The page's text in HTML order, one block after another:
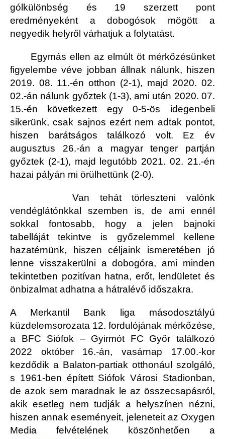
gólkülönbség és 19 szerzett pont
eredményeként a dobogósok mögött a
negyedik helyről várhatjuk a folytatást.
Egymás ellen az elmúlt öt mérkőzésünket
figyelembe véve jobban állnak nálunk, hiszen
2019. 08. 11.-én otthon (2-1), majd 2020. 02.
02.-án nálunk győztek (1-3), ami után 2020. 07.
15.-én következett egy 0-5-ös idegenbeli
sikerünk, csak sajnos ezért nem adtak pontot,
hiszen barátságos találkozó volt. Ez év
augusztus 26.-án a magyar tenger partján
győztek (2-1), majd legutóbb 2021. 02. 21.-én
hazai pályán mi örülhettünk (2-0).
Van tehát törleszteni valónk
vendéglátónkkal szemben is, de ami ennél
sokkal fontosabb, hogy a jelen bajnoki
tabelláját tekintve is győzelemmel kellene
hazatérnünk, hiszen céljaink ismeretében jó
lenne visszakerülni a dobogóra, ami minden
tekintetben pozitívan hatna, erőt, lendületet és
önbizalmat adhatna a hátralévő időszakra.
A Merkantil Bank liga másodosztályú
küzdelemsorozata 12. fordulójának mérkőzése,
a BFC Siófok – Gyirmót FC Győr találkozó
2022 október 16.-án, vasárnap 17.00.-kor
kezdődik a Balaton-partiak otthonául szolgáló,
s 1961-ben épített Siófok Városi Stadionban,
de azok sem maradnak le az összecsapásról,
akik esetleg nem tudják a helyszínen nézni,
hiszen annak eseményeit, jeleneteit az Oxygen
Media felvételének köszönhetően a